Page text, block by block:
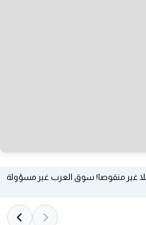
غير منقوصا! سوق العرب غير مسؤولة